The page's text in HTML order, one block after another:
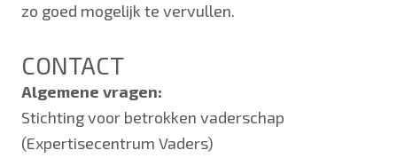
zo goed mogelijk te vervullen.
CONTACT
Algemene vragen:
Stichting voor betrokken vaderschap
(Expertisecentrum Vaders)